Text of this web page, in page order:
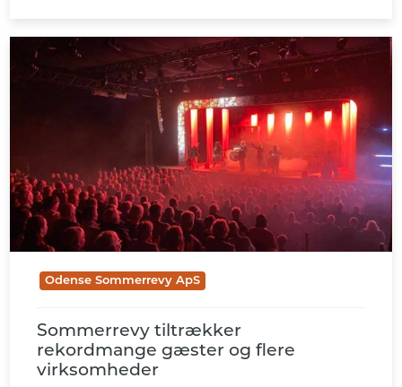
Odense Sommerrevy ApS
Sommerrevy tiltrækker
rekordmange gæster og flere
virksomheder